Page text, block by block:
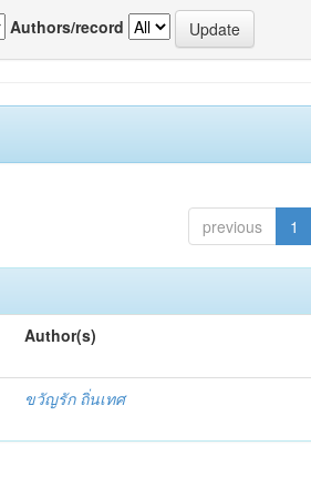
Authors/record
previous 1
Author(s)
ขวัญรัก ถิ่นเทศ